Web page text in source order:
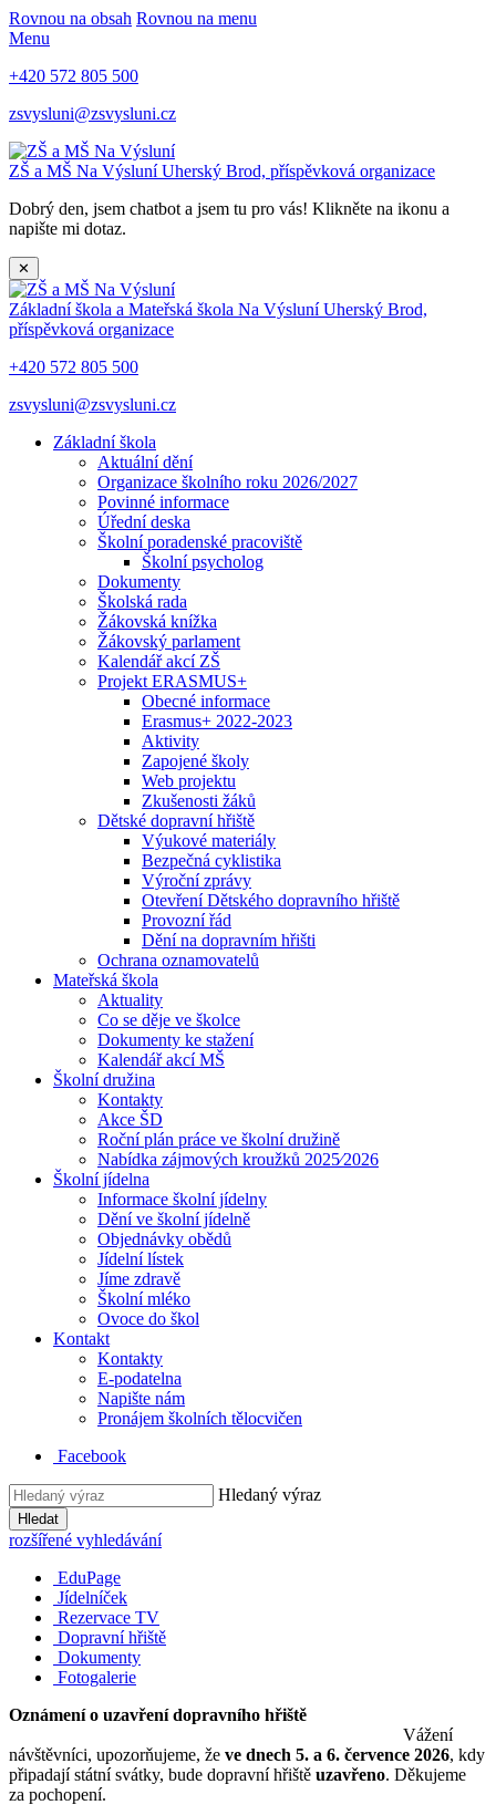
Rovnou na obsah Rovnou na menu
Menu
+420 572 805 500
zsvysluni@zsvysluni.cz
ZŠ a MŠ Na VýsluníUherský Brod, příspěvková organizace
Dobrý den, jsem chatbot a jsem tu pro vás! Klikněte na ikonu a
napište mi dotaz.
✕
Základní škola a Mateřská škola Na VýsluníUherský Brod,
příspěvková organizace
+420 572 805 500
zsvysluni@zsvysluni.cz
Základní škola
Aktuální dění
Organizace školního roku 2026/2027
Povinné informace
Úřední deska
Školní poradenské pracoviště
Školní psycholog
Dokumenty
Školská rada
Žákovská knížka
Žákovský parlament
Kalendář akcí ZŠ
Projekt ERASMUS+
Obecné informace
Erasmus+ 2022-2023
Aktivity
Zapojené školy
Web projektu
Zkušenosti žáků
Dětské dopravní hřiště
Výukové materiály
Bezpečná cyklistika
Výroční zprávy
Otevření Dětského dopravního hřiště
Provozní řád
Dění na dopravním hřišti
Ochrana oznamovatelů
Mateřská škola
Aktuality
Co se děje ve školce
Dokumenty ke stažení
Kalendář akcí MŠ
Školní družina
Kontakty
Akce ŠD
Roční plán práce ve školní družině
Nabídka zájmových kroužků 2025⁄2026
Školní jídelna
Informace školní jídelny
Dění ve školní jídelně
Objednávky obědů
Jídelní lístek
Jíme zdravě
Školní mléko
Ovoce do škol
Kontakt
Kontakty
E-podatelna
Napište nám
Pronájem školních tělocvičen
Facebook
Hledaný výraz
Hledat
rozšířené vyhledávání
EduPage
Jídelníček
Rezervace TV
Dopravní hřiště
Dokumenty
Fotogalerie
Oznámení o uzavření dopravního hřiště
Vážení
návštěvníci, upozorňujeme, že ve dnech 5. a 6. července 2026, kdy
připadají státní svátky, bude dopravní hřiště uzavřeno. Děkujeme
za pochopení.